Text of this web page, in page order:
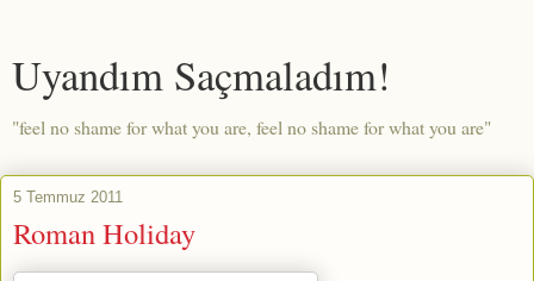
Uyandım Saçmaladım!
"feel no shame for what you are, feel no shame for what you are"
5 Temmuz 2011
Roman Holiday